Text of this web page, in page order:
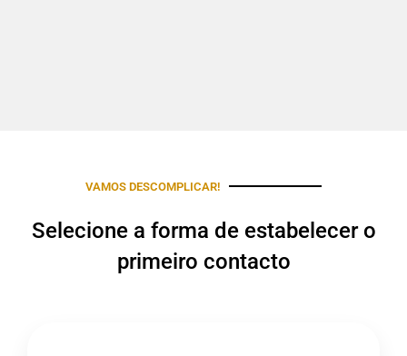
VAMOS DESCOMPLICAR!
Selecione a forma de estabelecer o
primeiro contacto